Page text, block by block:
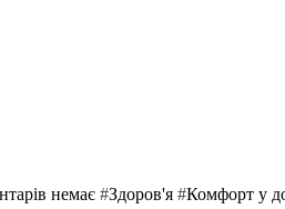
немає #Здоров'я #Комфорт у